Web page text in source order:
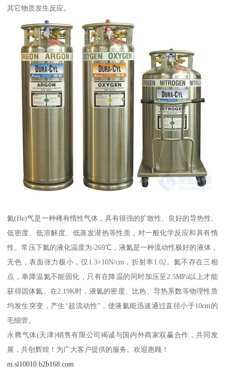
其它物质发生反应。
氦(He)气是一种稀有惰性气体，具有很强的扩散性、良好的导热性、
低密度、低溶解度、低蒸发潜热等性质，对一般化学反应和具有惰
性。常压下氦的液化温度为-269℃，液氦是一种流动性极好的液体，
无色，表面张力极小，仅1.3×10N/cm，折射率1.02。氦不存在三相
点，单降温氦不能固化，只有在降温的同时加压至2.5MPa以上才能
获得固体氦。在2.19K时，液氦的密度、比热、导热系数等物理性质
均发生突变，产生“超流动性”，使液氦能迅速通过直径小于10cm的
毛细管。
永腾气体(天津)销售有限公司竭诚与国内外商家双赢合作，共同发
展，共创辉煌！为广大客户提供的服务。欢迎惠顾！
m.sl10010.b2b168.com